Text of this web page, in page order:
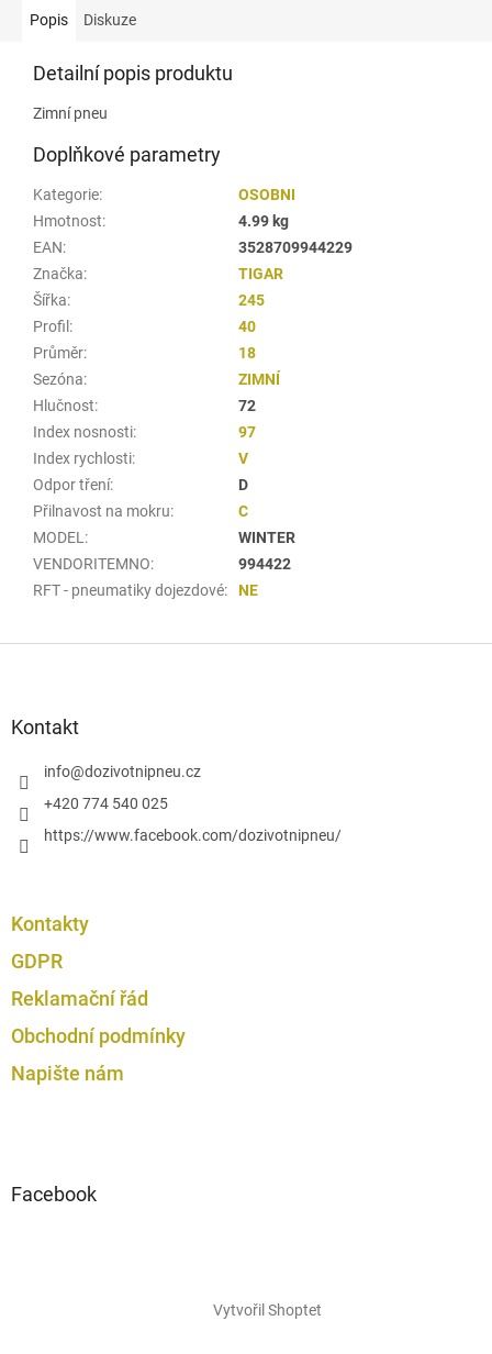
Popis Diskuze
Detailní popis produktu
Zimní pneu
Doplňkové parametry
Kategorie:
OSOBNI
Hmotnost:
4.99 kg
EAN:
3528709944229
Značka:
TIGAR
Šířka:
245
Profil :
40
Průměr:
18
Sezóna:
ZIMNÍ
Hlučnost:
72
Index nosnosti:
97
Index rychlosti:
V
Odpor tření:
D
Přilnavost na mokru:
C
MODEL :
WINTER
VENDORITEMNO:
994422
RFT - pneumatiky dojezdové: NE
Kontakt
info@dozivotnipneu.cz
+420 774 540 025
https://www.facebook.com/dozivotnipneu/
Kontakty
GDPR
Reklamační řád
Obchodní podmínky
Napište nám
Facebook
Vytvořil Shoptet